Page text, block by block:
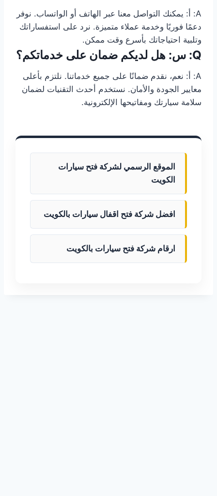
A: أ: يمكنك التواصل معنا عبر الهاتف أو الواتساب. نوفر
دعمًا فوريًا وخدمة عملاء متميزة. نرد على استفساراتك
وتلبية احتياجاتك بأسرع وقت ممكن.
Q: س: هل لديكم ضمان على خدماتكم؟
A: أ: نعم، نقدم ضمانًا على جميع خدماتنا. نلتزم بأعلى
معايير الجودة والأمان. نستخدم أحدث التقنيات لضمان
سلامة سيارتك ومفاتيحها الإلكترونية.
الموقع الرسمي لشركة فتح سيارات
الكويت
افضل شركة فتح اقفال سيارات بالكويت
ارقام شركة فتح سيارات بالكويت